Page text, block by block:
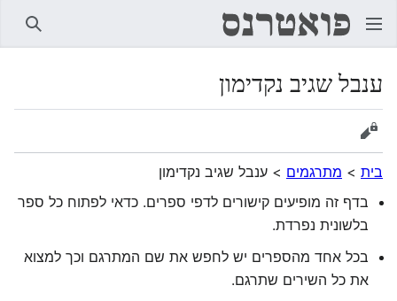
ענבל שגיב נקדימון
הצגת מקור
בית > מתרגמים > ענבל שגיב נקדימון
בדף זה מופיעים קישורים לדפי ספרים. כדאי לפתוח כל ספר
בלשונית נפרדת.
בכל אחד מהספרים יש לחפש את שם המתרגם וכך למצוא
את כל השירים שתרגם.